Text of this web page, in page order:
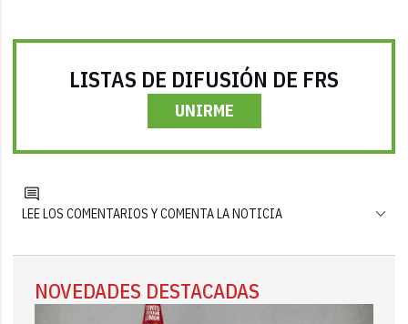
LISTAS DE DIFUSIÓN DE FRS
UNIRME
LEE LOS COMENTARIOS Y COMENTA LA NOTICIA
NOVEDADES DESTACADAS